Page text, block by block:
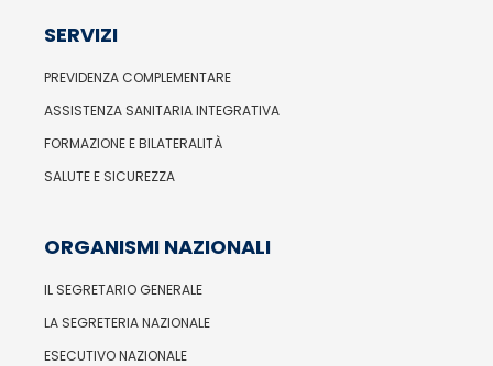
SERVIZI
PREVIDENZA COMPLEMENTARE
ASSISTENZA SANITARIA INTEGRATIVA
FORMAZIONE E BILATERALITÀ
SALUTE E SICUREZZA
ORGANISMI NAZIONALI
IL SEGRETARIO GENERALE
LA SEGRETERIA NAZIONALE
ESECUTIVO NAZIONALE